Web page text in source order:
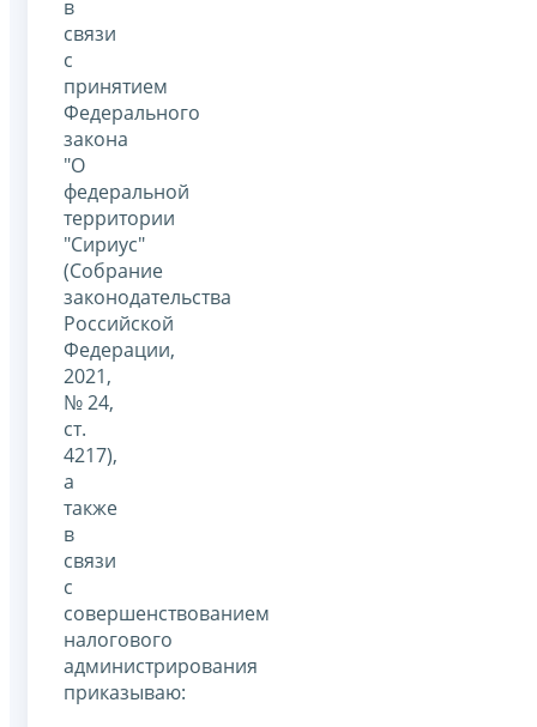
в
связи
с
принятием
Федерального
закона
"О
федеральной
территории
"Сириус"
(Собрание
законодательства
Российской
Федерации,
2021,
№ 24,
ст.
4217),
а
также
в
связи
с
совершенствованием
налогового
администрирования
приказываю: